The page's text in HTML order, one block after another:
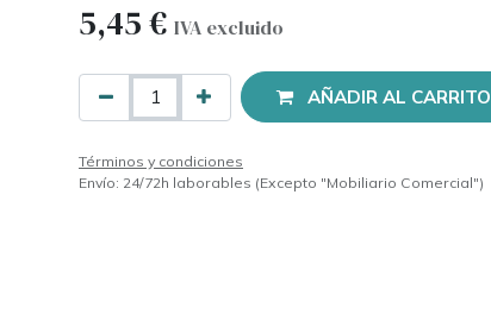
5,45€ IVA excluido
AÑADIR AL CARRITO
Términos y condiciones
Envío: 24/72h laborables (Excepto "Mobiliario Comercial")